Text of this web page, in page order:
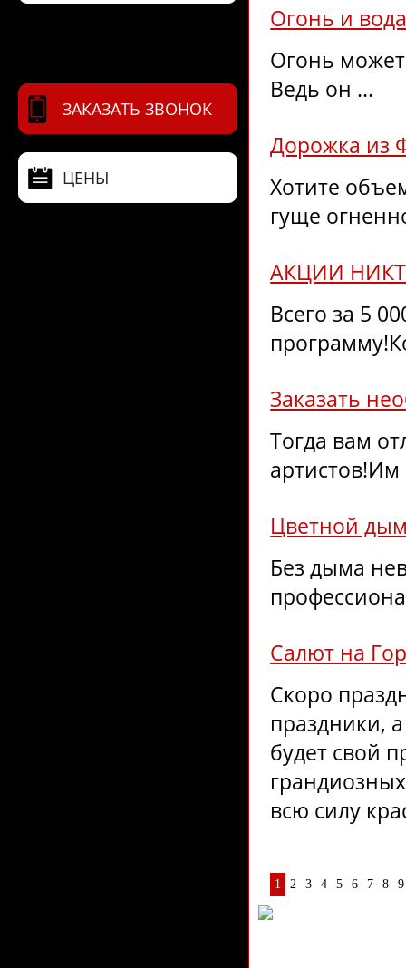
ЗАКАЗАТЬ ЗВОНОК
ЦЕНЫ
Огонь и
Огонь может
Ведь он ...
Дорожка из
Хотите
гуще
АКЦИИ
Всего за 5
Заказать
Тогда вам
артистов!Им
Цветной
Без дыма
Салют на
Скоро
праздники,
будет свой
всю силу
1 2 3 4 5 6 7 8 9